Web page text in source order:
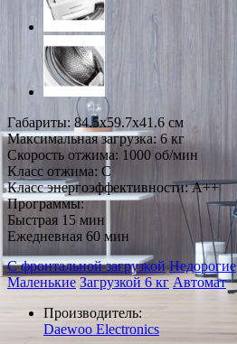
Габариты: 84.5х59.7х41.6 см
Максимальная загрузка: 6 кг
Скорость отжима: 1000 об/мин
Класс отжима: С
Класс энергоэффективности: А++
Программы:
Быстрая 15 мин
Ежедневная 60 мин
С фронтальной загрузкой Недорогие
Маленькие Загрузкой 6 кг Автомат
Производитель:
Daewoo Electronics